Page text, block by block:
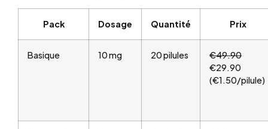
Pack Dosage Quantité Prix
Basique 10 mg 20 pilules
€49.90
€29.90
(€1.50/pilule)